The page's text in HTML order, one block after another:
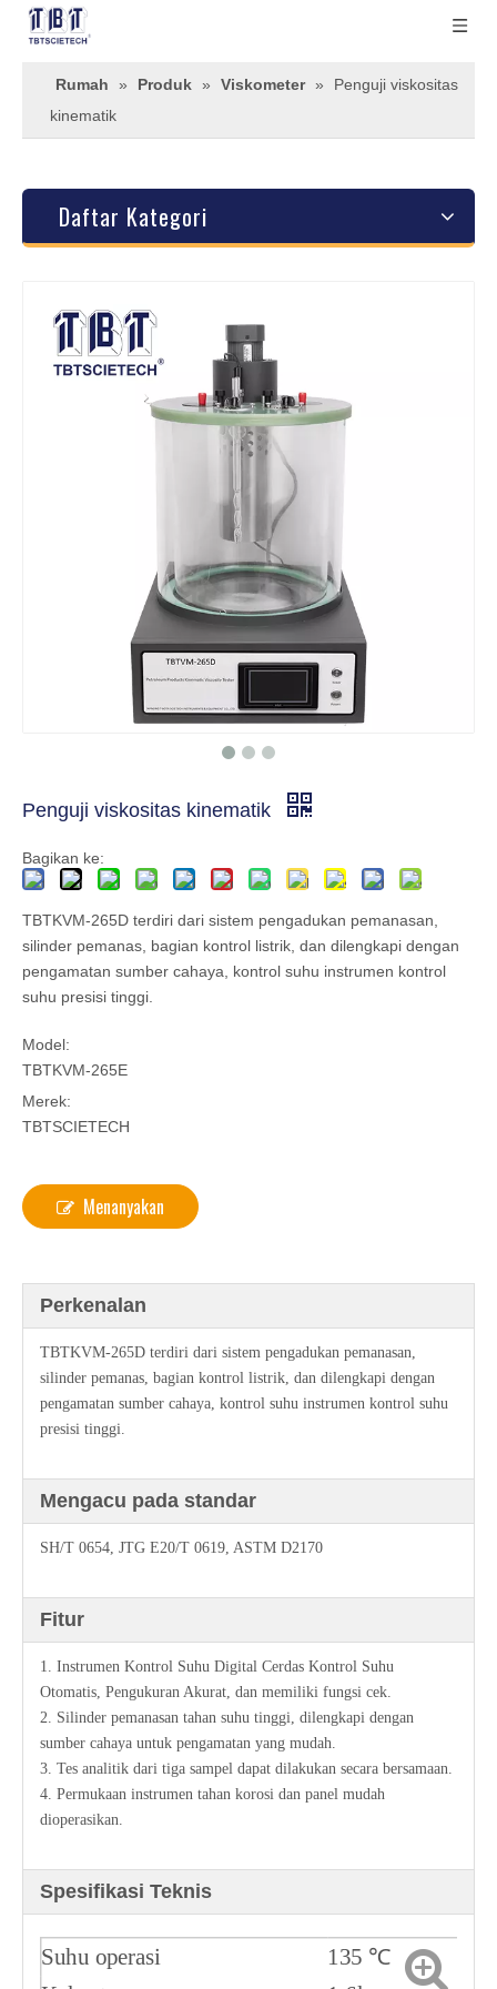
Rumah » Produk » Viskometer »
Penguji viskositas
kinematik
Daftar Kategori
Penguji viskositas kinematik
Bagikan ke:
TBTKVM-265D terdiri dari sistem pengadukan pemanasan,
silinder pemanas, bagian kontrol listrik, dan dilengkapi dengan
pengamatan sumber cahaya, kontrol suhu instrumen kontrol
suhu presisi tinggi.
Model:
TBTKVM-265E
Merek:
TBTSCIETECH
Menanyakan
Perkenalan
TBTKVM-265D terdiri dari sistem pengadukan pemanasan,
silinder pemanas, bagian kontrol listrik, dan dilengkapi dengan
pengamatan sumber cahaya, kontrol suhu instrumen kontrol suhu
presisi tinggi.
Mengacu pada standar
SH/T 0654, JTG E20/T 0619, ASTM D2170
Fitur
1. Instrumen Kontrol Suhu Digital Cerdas Kontrol Suhu
Otomatis, Pengukuran Akurat, dan memiliki fungsi cek.
2. Silinder pemanasan tahan suhu tinggi, dilengkapi dengan
sumber cahaya untuk pengamatan yang mudah.
3. Tes analitik dari tiga sampel dapat dilakukan secara bersamaan.
4. Permukaan instrumen tahan korosi dan panel mudah
dioperasikan.
Spesifikasi Teknis
Suhu operasi
135 ℃